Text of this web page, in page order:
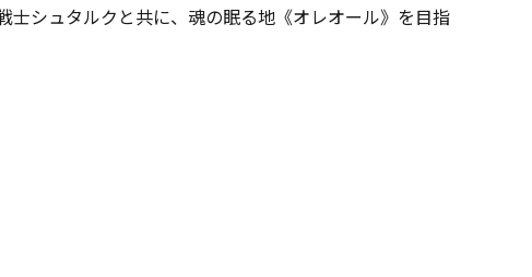
シュタルクと共に、魂の眠る地《オレオール》を目指